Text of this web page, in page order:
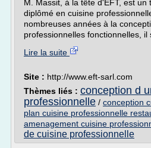
M. Massit, à la tête d'EFT, est
diplômé en cuisine
nombreuses années à la
professionnelles fonctionnelles, il
Lire la suite
Site : http://www.eft-sarl.com
Thèmes liés : conception d
professionnelle / conception
plan cuisine professionnelle
amenagement cuisine
de cuisine professionnelle